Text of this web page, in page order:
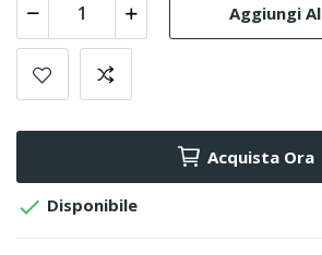
Aggiungi
Acquista Ora
 Disponibile